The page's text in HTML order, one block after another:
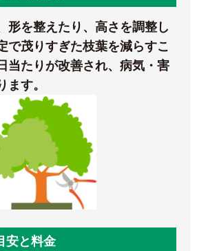
形を整えたり、高さを調整し
で茂りすぎた枝葉を減らすこ
当たりが改善され、病気・害
ます。
安と料金